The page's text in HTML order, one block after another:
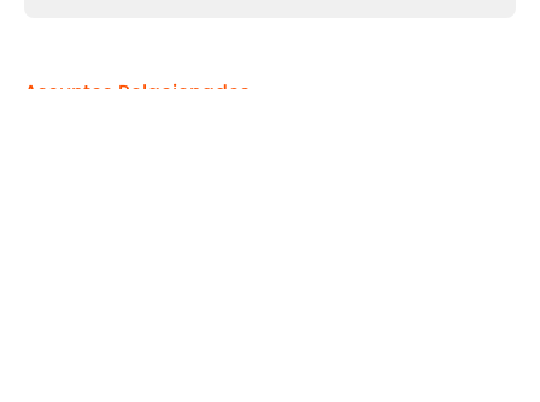
Assuntos Relacionados